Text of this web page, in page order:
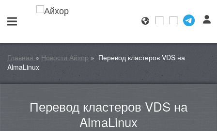
Главная » Новости Айхор » Перевод кластеров VDS на
AlmaLinux
Перевод кластеров VDS на
AlmaLinux